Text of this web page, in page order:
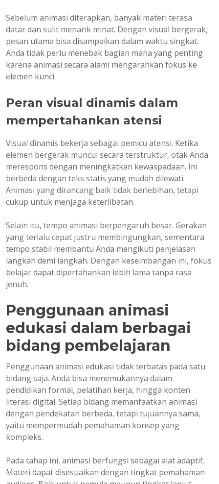
Sebelum animasi diterapkan, banyak materi terasa
datar dan sulit menarik minat. Dengan visual bergerak,
pesan utama bisa disampaikan dalam waktu singkat.
Anda tidak perlu menebak bagian mana yang penting
karena animasi secara alami mengarahkan fokus ke
elemen kunci.
Peran visual dinamis dalam
mempertahankan atensi
Visual dinamis bekerja sebagai pemicu atensi. Ketika
elemen bergerak muncul secara terstruktur, otak Anda
merespons dengan meningkatkan kewaspadaan. Ini
berbeda dengan teks statis yang mudah dilewati.
Animasi yang dirancang baik tidak berlebihan, tetapi
cukup untuk menjaga keterlibatan.
Selain itu, tempo animasi berpengaruh besar. Gerakan
yang terlalu cepat justru membingungkan, sementara
tempo stabil membantu Anda mengikuti penjelasan
langkah demi langkah. Dengan keseimbangan ini, fokus
belajar dapat dipertahankan lebih lama tanpa rasa
jenuh.
Penggunaan animasi
edukasi dalam berbagai
bidang pembelajaran
Penggunaan animasi edukasi tidak terbatas pada satu
bidang saja. Anda bisa menemukannya dalam
pendidikan formal, pelatihan kerja, hingga konten
literasi digital. Setiap bidang memanfaatkan animasi
dengan pendekatan berbeda, tetapi tujuannya sama,
yaitu mempermudah pemahaman konsep yang
kompleks.
Pada tahap ini, animasi berfungsi sebagai alat adaptif.
Materi dapat disesuaikan dengan tingkat pemahaman